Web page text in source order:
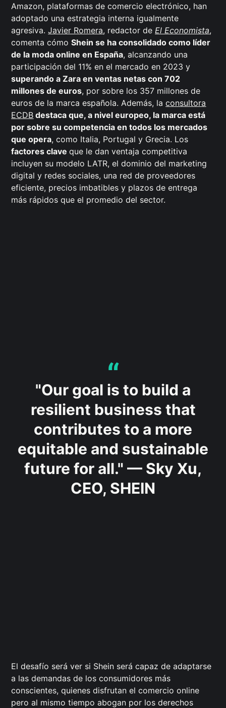
Amazon, plataformas de comercio electrónico, han
adoptado una estrategia interna igualmente
agresiva.Javier Romera, redactor de El Economista,
comenta cómoShein se ha consolidado como líder
de la moda online en España, alcanzando una
participación del 11% en el mercado en 2023 y
superando a Zara en ventas netas con 702
millones de euros, por sobre los 357 millones de
euros de la marca española. Además, laconsultora
ECDB destaca que, a nivel europeo, la marca está
por sobre su competencia en todos los mercados
que opera, como Italia, Portugal y Grecia. Los
factores claveque le dan ventaja competitiva
incluyen su modelo LATR, el dominio del marketing
digital y redes sociales, una red de proveedores
eficiente, precios imbatibles y plazos de entrega
más rápidos que el promedio del sector.
"Our goal is to build a
resilient business that
contributes to a more
equitable and sustainable
future for all." — Sky Xu,
CEO, SHEIN
El desafío será ver si Shein será capaz de adaptarse
a las demandas de los consumidores más
conscientes, quienes disfrutan el comercio online
pero al mismo tiempo abogan por los derechos